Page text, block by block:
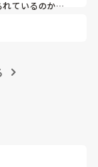
ているのか、
際をお応えさ
ぜだからと言
でしたの